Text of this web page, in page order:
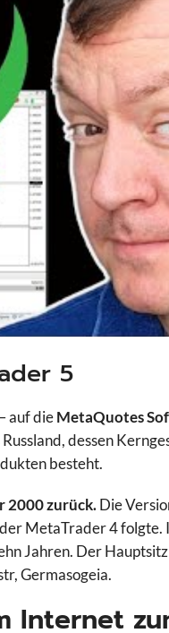
5
auf dieMetaQuotes
dessen
besteht.
2000 zurück.Die
MetaTrader 4 folgte.
Jahren. Der
Germasogeia.
Internet